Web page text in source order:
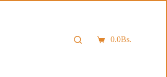
Carro0.0Bs.